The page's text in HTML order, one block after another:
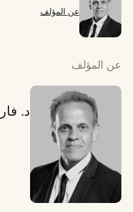
عن المؤلف
عن المؤلف
د.